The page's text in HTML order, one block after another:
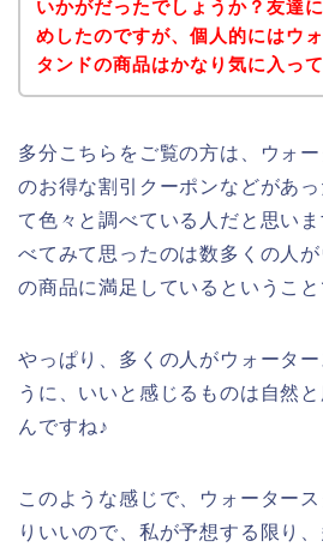
いかがだったでしょうか？友達
めしたのですが、個人的にはウ
タンドの商品はかなり気に入っ
多分こちらをご覧の方は、ウォ
のお得な割引クーポンなどがあ
て色々と調べている人だと思い
べてみて思ったのは数多くの人
の商品に満足しているということ
やっぱり、多くの人がウォータ
うに、いいと感じるものは自然
んですね♪
このような感じで、ウォーター
りいいので、私が予想する限り